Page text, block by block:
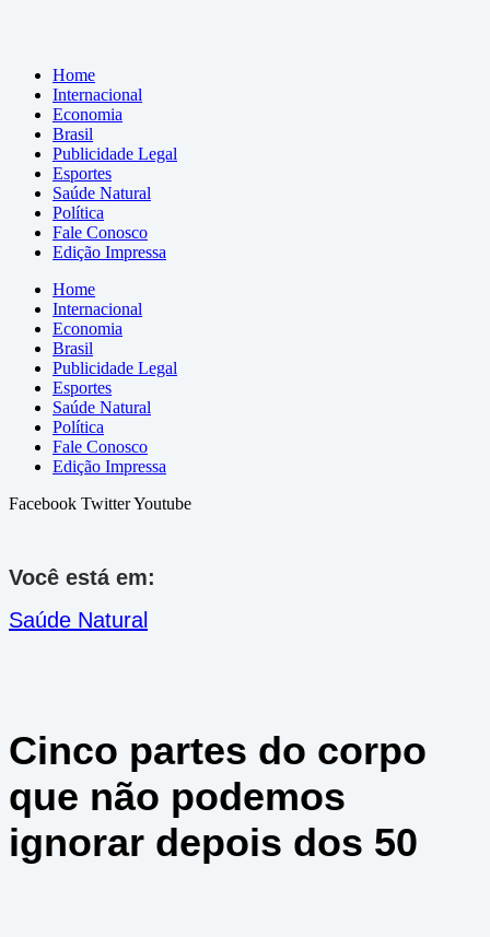
Home
Internacional
Economia
Brasil
Publicidade Legal
Esportes
Saúde Natural
Política
Fale Conosco
Edição Impressa
Home
Internacional
Economia
Brasil
Publicidade Legal
Esportes
Saúde Natural
Política
Fale Conosco
Edição Impressa
Facebook TwitterYoutube
Você está em:
Saúde Natural
Cinco partes do corpo
que não podemos
ignorar depois dos 50